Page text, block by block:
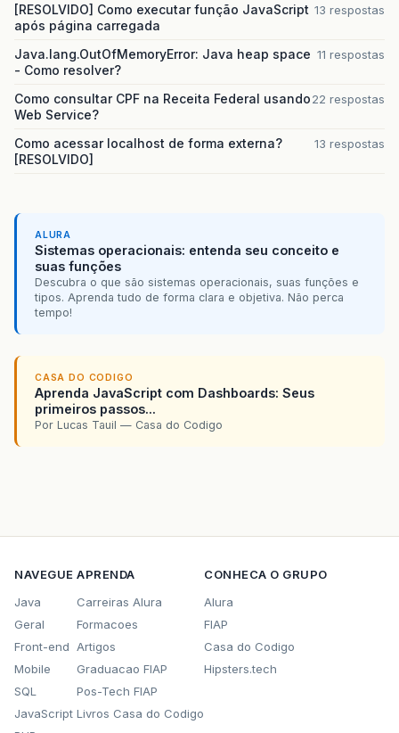
[RESOLVIDO] Como executar função JavaScript
após página carregada
13 respostas
Java.lang.OutOfMemoryError: Java heap space
- Como resolver?
11 respostas
Como consultar CPF na Receita Federal usando
Web Service?
22 respostas
Como acessar localhost de forma externa?
[RESOLVIDO]
13 respostas
ALURA
Sistemas operacionais: entenda seu conceito e
suas funções
Descubra o que são sistemas operacionais, suas funções e
tipos. Aprenda tudo de forma clara e objetiva. Não perca
tempo!
CASA DO CODIGO
Aprenda JavaScript com Dashboards: Seus
primeiros passos...
Por Lucas Tauil — Casa do Codigo
NAVEGUE
Java
Geral
Front-end
Mobile
SQL
JavaScript
APRENDA
Carreiras Alura
Formacoes
Artigos
Graduacao FIAP
Pos-Tech FIAP
Livros Casa do Codigo
CONHECA O GRUPO
Alura
FIAP
Casa do Codigo
Hipsters.tech